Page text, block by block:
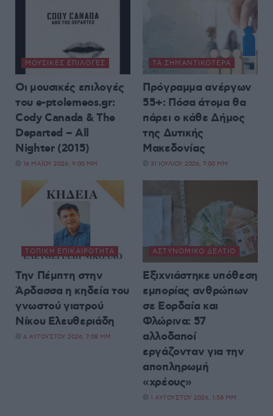
ΜΟΥΣΙΚΈΣ ΕΠΙΛΟΓΈΣ
Οι μουσικές επιλογές
του e-ptolemeos.gr:
Cody Canada & The
Departed – All
Nighter (2015)
16 ΜΑΪ́ΟΥ 2026, 9:00 ΜΜ
ΤΑ ΣΗΜΑΝΤΙΚΟΤΕΡΑ
Πρόγραμμα ανέργων
55+: Πόσα άτομα θα
πάρει ο κάθε Δήμος
της Δυτικής
Μακεδονίας
31 ΙΟΥΛΊΟΥ 2026, 7:00 ΜΜ
ΤΟΠΙΚΉ ΕΠΙΚΑΙΡΌΤΗΤΑ
Την Πέμπτη στην
Άρδασσα η κηδεία του
γνωστού γιατρού
Νίκου Ελευθεριάδη
4 ΑΥΓΟΎΣΤΟΥ 2026, 7:08 ΜΜ
ΑΣΤΥΝΟΜΙΚΌ ΔΕΛΤΊΟ
Εξιχνιάστηκε υπόθεση
εμπορίας ανθρώπων
σε Εορδαία και
Φλώρινα: 57
αλλοδαποί
εργάζονταν για την
αποπληρωμή
«χρέους»
1 ΑΥΓΟΎΣΤΟΥ 2026, 1:58 ΜΜ